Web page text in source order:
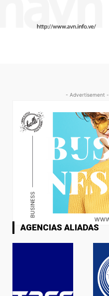
- Advertisement -
AGENCIAS ALIADAS